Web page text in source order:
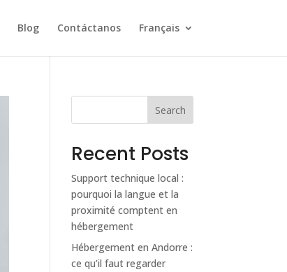
Blog Contáctanos Français
Search
Recent Posts
Support technique local :
pourquoi la langue et la
proximité comptent en
hébergement
Hébergement en Andorre :
ce qu’il faut regarder